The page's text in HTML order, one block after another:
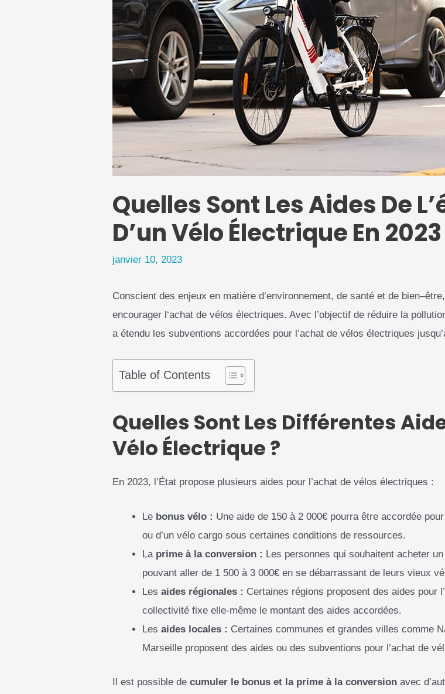
Quelles Sont Les Aides De
D’un Vélo Électrique En 2023
janvier 10, 2023
Conscient des enjeux en matière d‘environnement, de santé et de bien–être
encourager l‘achat de vélos électriques. Avec l’objectif de réduire la
a étendu les subventions accordées pour l’achat de vélos électriques
Table of Contents
Quelles Sont Les Différentes
Vélo Électrique ?
En 2023, l’État propose plusieurs aides pour l’achat de vélos électriques :
Le bonus vélo : Une aide de 150 à 2 000€ pourra être accordée
ou d’un vélo cargo sous certaines conditions de ressources.
La prime à la conversion : Les personnes qui souhaitent acheter
pouvant aller de 1 500 à 3 000€ en se débarrassant de leurs vieux
Les aides régionales : Certaines régions proposent des aides pour
collectivité fixe elle-même le montant des aides accordées.
Les aides locales : Certaines communes et grandes villes comme
Marseille proposent des aides ou des subventions pour l’achat de
Il est possible de cumuler le bonus et la prime à la conversion avec